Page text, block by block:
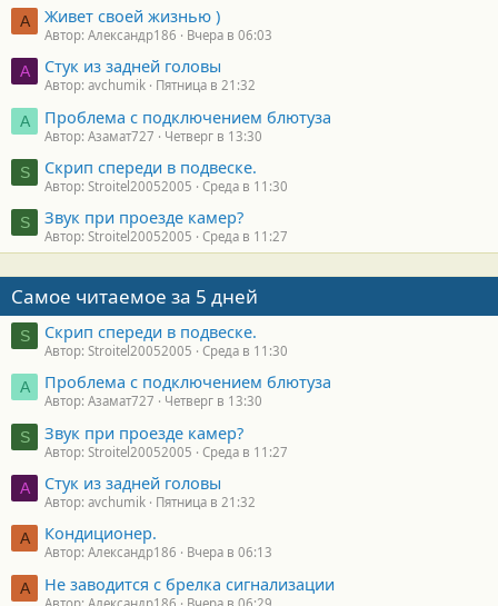
А Живет своей жизнью )
Автор: Александр186 Вчера в 06:03
A Стук из задней головы
Автор: avchumik Пятница в 21:32
А Проблема с подключением блютуза
Автор: Азамат727 Четверг в 13:30
S Скрип спереди в подвеске.
Автор: Stroitel20052005 Среда в 11:30
S Звук при проезде камер?
Автор: Stroitel20052005 Среда в 11:27
Самое читаемое за 5 дней
S Скрип спереди в подвеске.
Автор: Stroitel20052005 Среда в 11:30
А Проблема с подключением блютуза
Автор: Азамат727 Четверг в 13:30
S Звук при проезде камер?
Автор: Stroitel20052005 Среда в 11:27
A Стук из задней головы
Автор: avchumik Пятница в 21:32
А Кондиционер.
Автор: Александр186 Вчера в 06:13
А Не заводится с брелка сигнализации